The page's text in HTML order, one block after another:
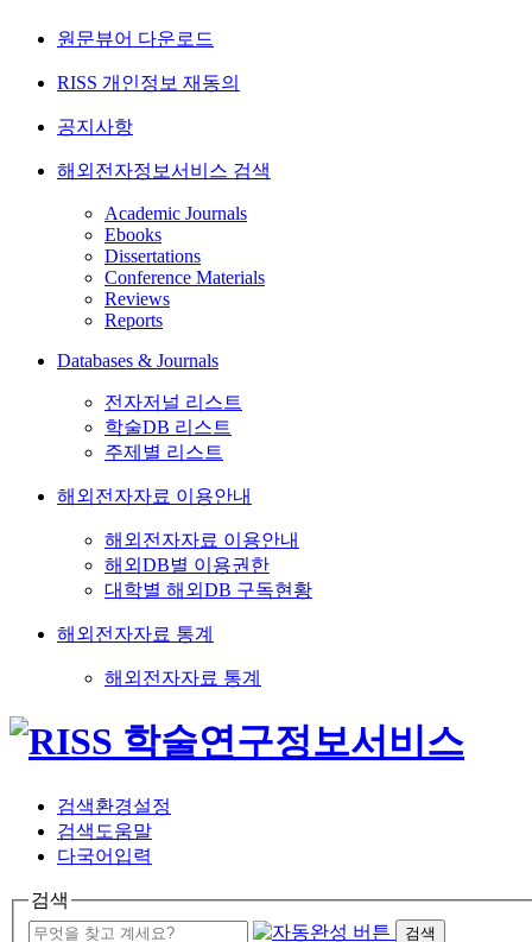
원문뷰어 다운로드
RISS 개인정보 재동의
공지사항
해외전자정보서비스 검색
Academic Journals
Ebooks
Dissertations
Conference Materials
Reviews
Reports
Databases & Journals
전자저널 리스트
학술DB 리스트
주제별 리스트
해외전자자료 이용안내
해외전자자료 이용안내
해외DB별 이용권한
대학별 해외DB 구독현황
해외전자자료 통계
해외전자자료 통계
검색환경설정
검색도움말
다국어입력
검색
검색